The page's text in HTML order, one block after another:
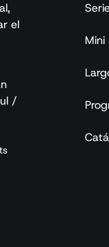
el
/
Mini